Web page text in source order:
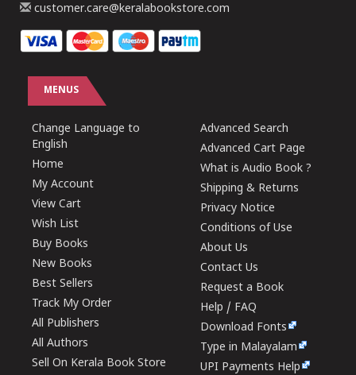
customer.care@keralabookstore.com
MENUS
Change Language to
English
Home
My Account
View Cart
Wish List
Buy Books
New Books
Best Sellers
Track My Order
All Publishers
All Authors
Sell On Kerala Book Store
Advanced Search
Advanced Cart Page
What is Audio Book ?
Shipping & Returns
Privacy Notice
Conditions of Use
About Us
Contact Us
Request a Book
Help / FAQ
Download Fonts
Type in Malayalam
UPI Payments Help